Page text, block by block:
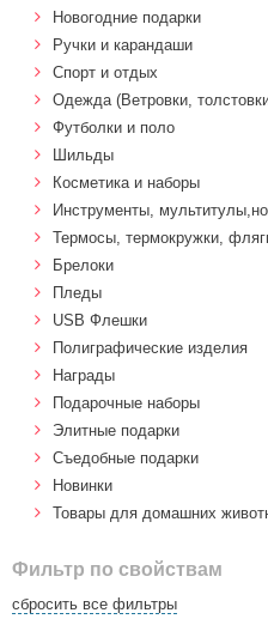
Новогодние подарки
Ручки и карандаши
Спорт и отдых
Одежда (Ветровки,
Футболки и поло
Шильды
Косметика и наборы
Инструменты,
Термосы, термокружки,
Брелоки
Пледы
USB Флешки
Полиграфические изделия
Награды
Подарочные наборы
Элитные подарки
Cъедобные подарки
Новинки
Товары для домашних
Фильтр по свойствам
сбросить все фильтры